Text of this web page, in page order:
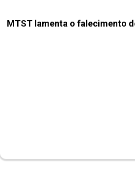
MTST lamenta o falecimento